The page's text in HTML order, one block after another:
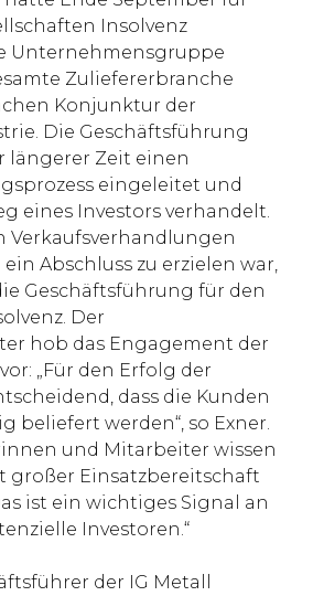
Insolvenz
Unternehmensgruppe
Zuliefererbranche
Konjunktur der
Die Geschäftsführung
längerer Zeit einen
eingeleitet und
eines Investors verhandelt.
Verkaufsverhandlungen
Abschluss zu erzielen war,
Geschäftsführung für den
Der
hob das Engagement der
„Für den Erfolg der
dass die Kunden
beliefert werden“, so Exner.
und Mitarbeiter wissen
großer Einsatzbereitschaft
ist ein wichtiges Signal an
Investoren.“
der IG Metall